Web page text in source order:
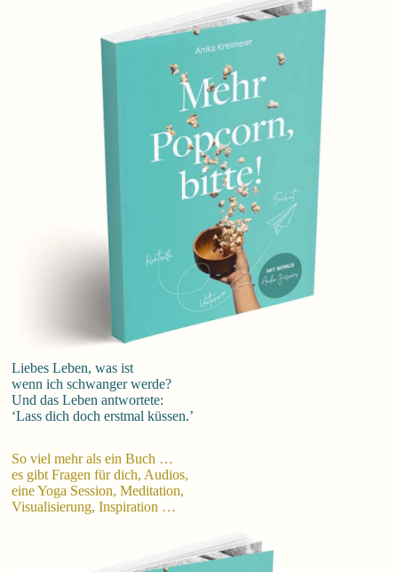
Liebes Leben, was ist
wenn ich schwanger werde?
Und das Leben antwortete:
‘Lass dich doch erstmal küssen.’
So viel mehr als ein Buch …
es gibt Fragen für dich, Audios,
eine Yoga Session, Meditation,
Visualisierung, Inspiration …